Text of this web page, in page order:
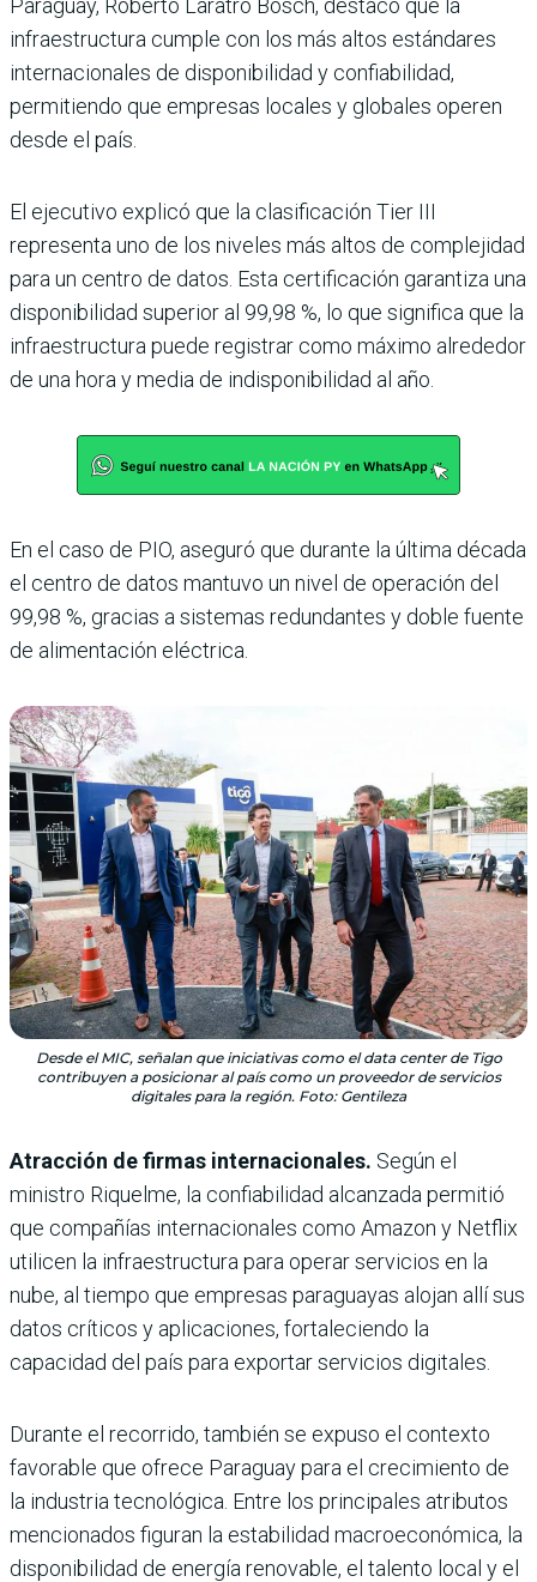
Paraguay, Roberto Laratro Bosch, destacó que la
infraestructura cumple con los más altos estándares
internacionales de disponibilidad y confiabilidad,
permitiendo que empresas locales y globales operen
desde el país.
El ejecutivo explicó que la clasificación Tier III
representa uno de los niveles más altos de complejidad
para un centro de datos. Esta certificación garantiza una
disponibilidad superior al 99,98 %, lo que significa que la
infraestructura puede registrar como máximo alrededor
de una hora y media de indisponibilidad al año.
En el caso de PIO, aseguró que durante la última década
el centro de datos mantuvo un nivel de operación del
99,98 %, gracias a sistemas redundantes y doble fuente
de alimentación eléctrica.
Desde el MIC, señalan que iniciativas como el data center de Tigo
contribuyen a posicionar al país como un proveedor de servicios
digitales para la región. Foto: Gentileza
Atracción de firmas internacionales. Según el
ministro Riquelme, la confiabilidad alcanzada permitió
que compañías internacionales como Amazon y Netflix
utilicen la infraestructura para operar servicios en la
nube, al tiempo que empresas paraguayas alojan allí sus
datos críticos y aplicaciones, fortaleciendo la
capacidad del país para exportar servicios digitales.
Durante el recorrido, también se expuso el contexto
favorable que ofrece Paraguay para el crecimiento de
la industria tecnológica. Entre los principales atributos
mencionados figuran la estabilidad macroeconómica, la
disponibilidad de energía renovable, el talento local y el